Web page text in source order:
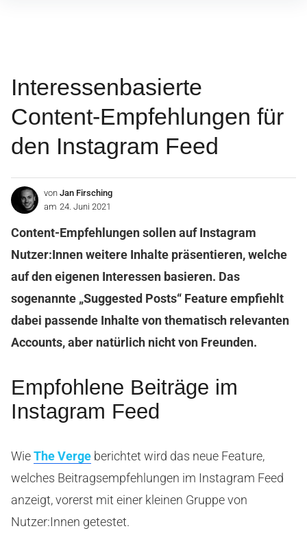
Interessenbasierte
Content-Empfehlungen für
den Instagram Feed
von Jan Firsching
am 24. Juni 2021
Content-Empfehlungen sollen auf Instagram
Nutzer:Innen weitere Inhalte präsentieren, welche
auf den eigenen Interessen basieren. Das
sogenannte „Suggested Posts“ Feature empfiehlt
dabei passende Inhalte von thematisch relevanten
Accounts, aber natürlich nicht von Freunden.
Empfohlene Beiträge im
Instagram Feed
WieThe Verge berichtet wird das neue Feature,
welches Beitragsempfehlungen im Instagram Feed
anzeigt, vorerst mit einer kleinen Gruppe von
Nutzer:Innen getestet.